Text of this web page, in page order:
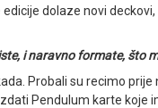
dolaze novi
i naravno formate, što
Probali su recimo
Pendulum karte